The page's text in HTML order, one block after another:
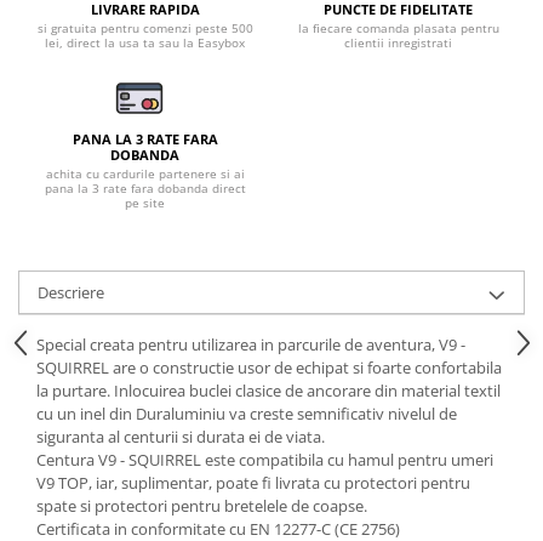
Veste de lucru
Combinezoane de lucru
Costume de ploaie impermeabile
Jachete / Bluze salopeta
Veste de lucru
Industria alimentara
Manecute
Pantaloni de lucru
Sorturi impermeabile
Pantaloni de lucru in talie
Pentru sudura
Jachete pentru sudura
LIVRARE RAPIDA
si gratuita pentru comenzi peste 500
lei, direct la usa ta sau la Easybox
PUNCTE DE FIDELITATE
la fiecare comanda plasata pentru
clientii inregistrati
PANA LA 3 RATE FARA
DOBANDA
achita cu cardurile partenere si ai
pana la 3 rate fara dobanda direct
pe site
Descriere
Special creata pentru utilizarea in parcurile de aventura, V9 -
SQUIRREL are o constructie usor de echipat si foarte confortabila
la purtare. Inlocuirea buclei clasice de ancorare din material textil
cu un inel din Duraluminiu va creste semnificativ nivelul de
siguranta al centurii si durata ei de viata.
Centura V9 - SQUIRREL este compatibila cu hamul pentru umeri
V9 TOP, iar, suplimentar, poate fi livrata cu protectori pentru
spate si protectori pentru bretelele de coapse.
Certificata in conformitate cu EN 12277-C (CE 2756)